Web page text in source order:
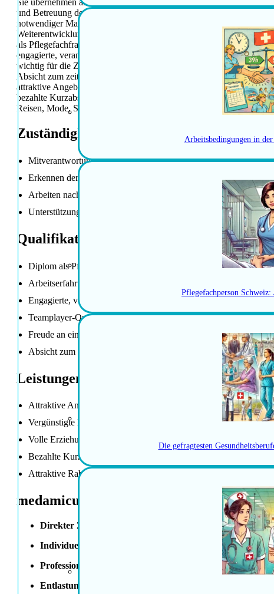
Arbeitsbedingungen in
Pflegefachperson
Die gefragtesten
und Betreuung der Patientinnen und Patienten. Ihre Aufgabe
notwendiger Massnahmen. Im Arbeitsalltag arbeiten Sie nach den
Weiterentwicklung der Pflegepraxis. Für diese Position als
als Pflegefachfrau oder Pflegefachmann (HF, FH oder äquivalent)
engagierte, verantwortungsbewusste und belastbare Arbeitsweise.
wichtig für die Zusammenarbeit. Sie haben Freude an einem
Absicht zum zeitnahen Absolvieren des Nachdiplomstudiums
attraktive Angebote rund um Sport, Entspannung und Ernährung
bezahlte Kurzabsenzen bei Notfall-Betreuung sind Teil des
Reisen, Mode, Sport, Technik und Fahrzeuge.
Zuständigkeiten / Hauptaufgaben
Mitverantwortung für professionelle Pflege und Betreuung der
Erkennen der Patientensituation und Einleiten notwendiger
Arbeiten nach Prinzipien von Lean Hospital
Unterstützung in der Weiterentwicklung der Pflegepraxis
Qualifikationen / Anforderungen
Diplom als Pflegefachfrau/Pflegefachmann (HF, FH oder
Arbeitserfahrung im Akutbereich
Engagierte, verantwortungsbewusste und belastbare Arbeitsweise
Teamplayer-Qualitäten und hohe Sozialkompetenzen
Freude an einem abwechslungsreichen und lebhaften Spitalalltag
Absicht zum zeitnahen Absolvieren des Nachdiplomstudiums
Leistungen der Anstellung
Attraktive Angebote rund um Sport, Entspannung und Ernährung
Vergünstigte Kita vor Ort
Volle Erziehungszulagen
Bezahlte Kurzabsenzen bei Notfall-Betreuung
Attraktive Rabatte für Reisen, Mode, Sport, Technik, Fahrzeuge
medamicus Vorteile
Direkter Zugang
zu einem weitreichenden Netzwerk und
Individuelles Coaching
für Bewerbungsgespräche –
Professionelle Unterstützung
bei Lebenslauf,
Entlastung beim Umzug